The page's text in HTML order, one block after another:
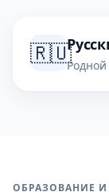
🇷🇺Родной
ОБРАЗОВАНИЕ И